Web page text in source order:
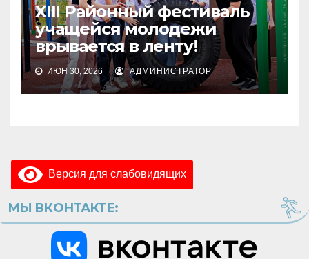
XIII Районный фестиваль
учащейся молодежи
врывается в ленту!
ИЮН 30, 2026 АДМИНИСТРАТОР
Версия для слабовидящих
МЫ ВКОНТАКТЕ: